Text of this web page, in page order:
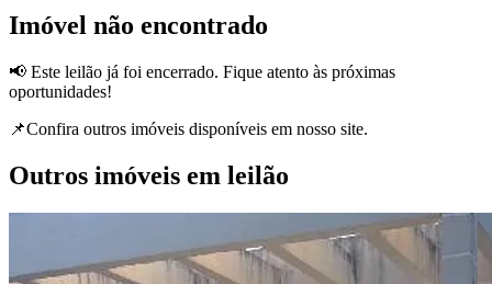
Leilões
Imóvel não encontrado
📢 Este leilão já foi encerrado. Fique atento às próximas
oportunidades!
📌Confira outros imóveis disponíveis em nosso site.
Outros imóveis em leilão